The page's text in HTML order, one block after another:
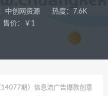
中创网资源
热度：7.6K
售价：￥1
14077期）信息流广告爆款创意